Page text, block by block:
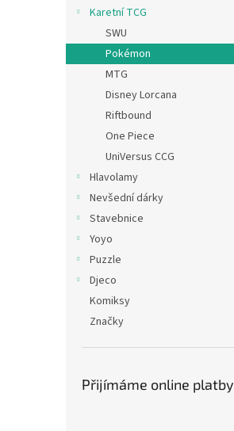
Karetní TCG
SWU
Pokémon
MTG
Disney Lorcana
Riftbound
One Piece
UniVersus CCG
Hlavolamy
Nevšední dárky
Stavebnice
Yoyo
Puzzle
Djeco
Komiksy
Značky
Přijímáme online platby